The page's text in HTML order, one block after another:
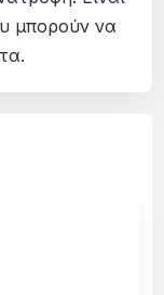
μπορούν να